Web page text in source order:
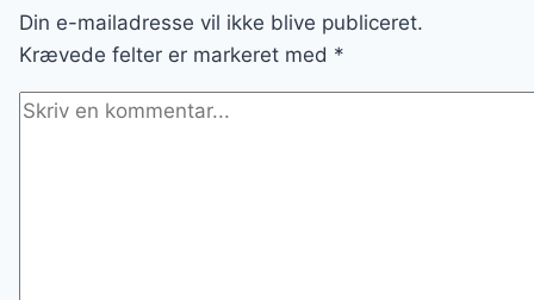
Din e-mailadresse vil ikke blive publiceret.
Krævede felter er markeret med *